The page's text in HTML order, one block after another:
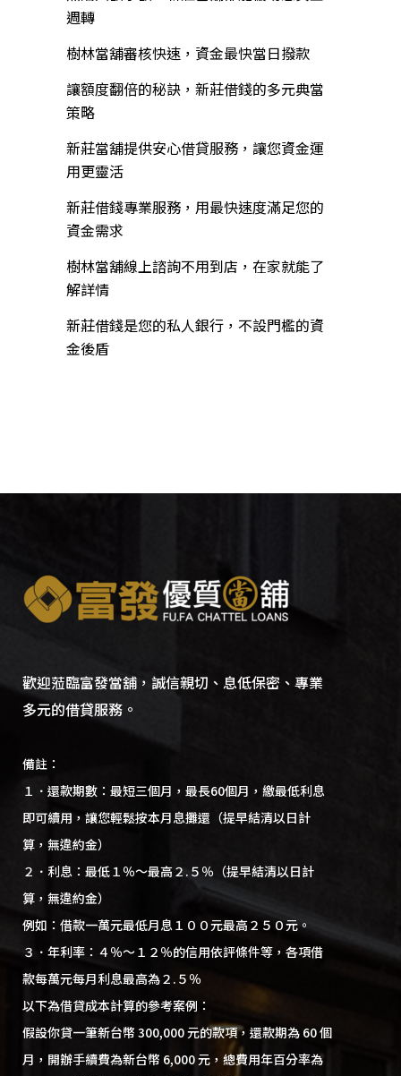
週轉
樹林當舖審核快速，資金最快當日撥款
讓額度翻倍的秘訣，新莊借錢的多元典當
策略
新莊當舖提供安心借貸服務，讓您資金運
用更靈活
新莊借錢專業服務，用最快速度滿足您的
資金需求
樹林當舖線上諮詢不用到店，在家就能了
解詳情
新莊借錢是您的私人銀行，不設門檻的資
金後盾
歡迎蒞臨富發當舖，誠信親切、息低保密、專業
多元的借貸服務。
備註：
１．還款期數：最短三個月，最長60個月，繳最低利息
即可續用，讓您輕鬆按本月息攤還（提早結清以日計
算，無違約金）
２．利息：最低１％～最高２.５％（提早結清以日計
算，無違約金）
例如：借款一萬元最低月息１００元最高２５０元。
３．年利率：４％～１２％的信用依評條件等，各項借
款每萬元每月利息最高為２.５％
以下為借貸成本計算的參考案例：
假設你貸一筆新台幣 300,000 元的款項，還款期為 60 個
月，開辦手續費為新台幣 6,000 元，總費用年百分率為